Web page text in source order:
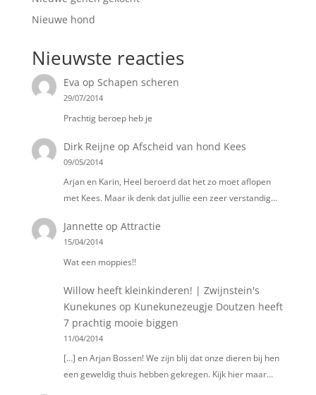
Nieuwe hond
Nieuwste reacties
Eva opSchapen scheren
29/07/2014
Prachtig beroep heb je
Dirk Reijne opAfscheid van hond Kees
09/05/2014
Arjan en Karin, Heel beroerd dat het zo moet aflopen
met Kees. Maar ik denk dat jullie een zeer verstandig…
Jannette opAttractie
15/04/2014
Wat een moppies!!
Willow heeft kleinkinderen! | Zwijnstein's
Kunekunes op Kunekunezeugje Doutzen heeft
7 prachtig mooie biggen
11/04/2014
[…] en Arjan Bossen! We zijn blij dat onze dieren bij hen
een geweldig thuis hebben gekregen. Kijk hier maar…